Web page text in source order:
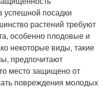
посадки
растений требуют
особенно плодовые и
некоторые виды, такие
предпочитают
место защищено от
повреждения молодых